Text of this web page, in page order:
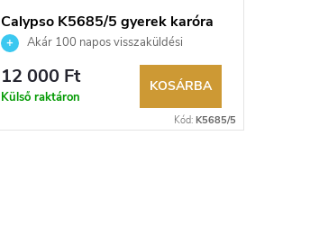
Calypso K5685/5 gyerek karóra
Akár 100 napos visszaküldési
lehetőség. Hivatalos márkakereskedő.
12 000 Ft
Külső raktáron
KOSÁRBA
Kód: K5685/5